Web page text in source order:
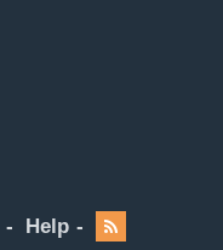
Help